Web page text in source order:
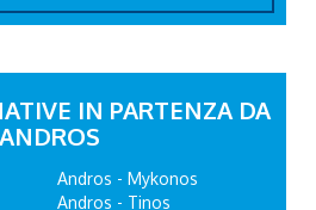
IN PARTENZA DA
ANDROS
Andros - Mykonos
Andros - Tinos